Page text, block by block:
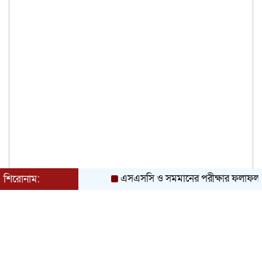
শিরোনাম: এসএসসি ও সমমানের পরীক্ষার ফলাফল